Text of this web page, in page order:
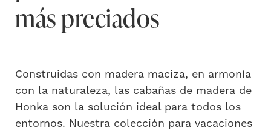
más preciados
Construidas con madera maciza, en armonía
con la naturaleza, las cabañas de madera de
Honka son la solución ideal para todos los
entornos. Nuestra colección para vacaciones